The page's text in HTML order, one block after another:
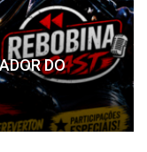
DO